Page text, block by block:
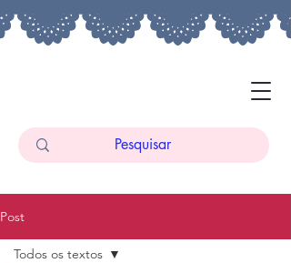
Post
Todos os textos